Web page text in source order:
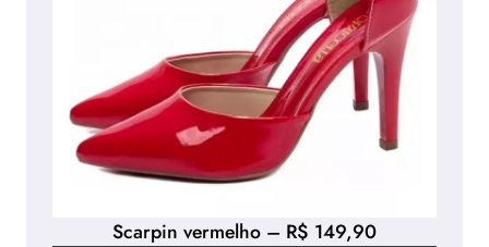
Scarpin vermelho – R$ 149,90